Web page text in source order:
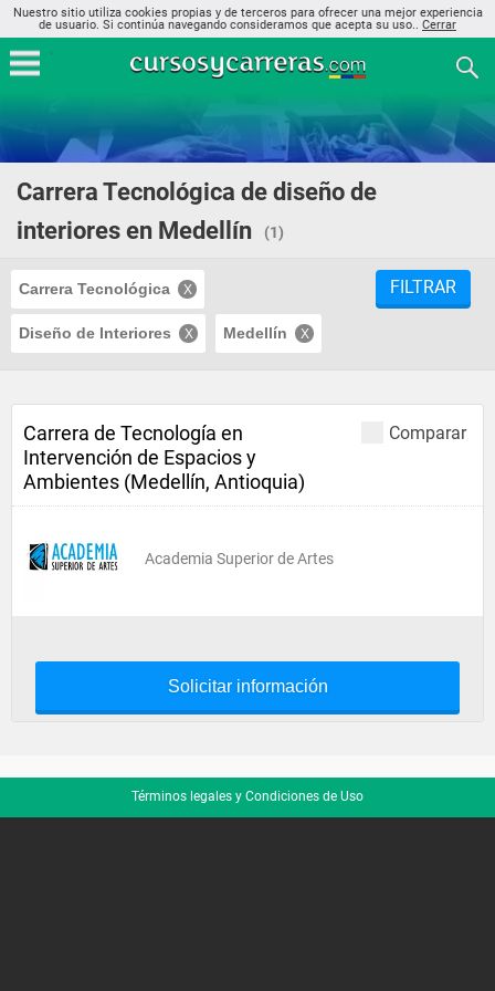
Nuestro sitio utiliza cookies propias y de terceros para ofrecer una mejor experiencia
de usuario. Si continúa navegando consideramos que acepta su uso.. Cerrar
Carrera Tecnológica de diseño de
interiores en Medellín
(1)
Carrera Tecnológica
Diseño de Interiores Medellín
FILTRAR
Comparar
Carrera de Tecnología en
Intervención de Espacios y
Ambientes (Medellín, Antioquia)
Academia Superior de Artes
Solicitar información
Términos legales y Condiciones de Uso